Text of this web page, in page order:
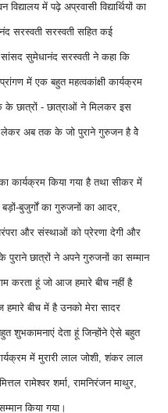
में पढ़े अप्रवासी विद्यार्थियों का
सरस्वती सरस्वती सहित कई
सुमेधानंद सरस्वती ने कहा कि
में एक बहुत महत्वकांक्षी कार्यक्रम
छात्रों - छात्राओं ने मिलकर इस
अब तक के जो पुराने गुरुजन है वेे
किया गया है तथा सीकर में
बुजुर्गों का गुरुजनों का आदर,
और संस्थाओं को प्रेरणा देगी और
पुराने छात्रों ने अपने गुरुजनों का सम्मान
करता हूं जो आज हमारे बीच नहीं है
बीच में है उनको मेरा सादर
शुभकामनाएं देता हूं जिन्होंने ऐसे बहुत
में मुरारी लाल जोशी, शंकर लाल
रामेश्वर शर्मा, रामनिरंजन माथुर,
किया गया।